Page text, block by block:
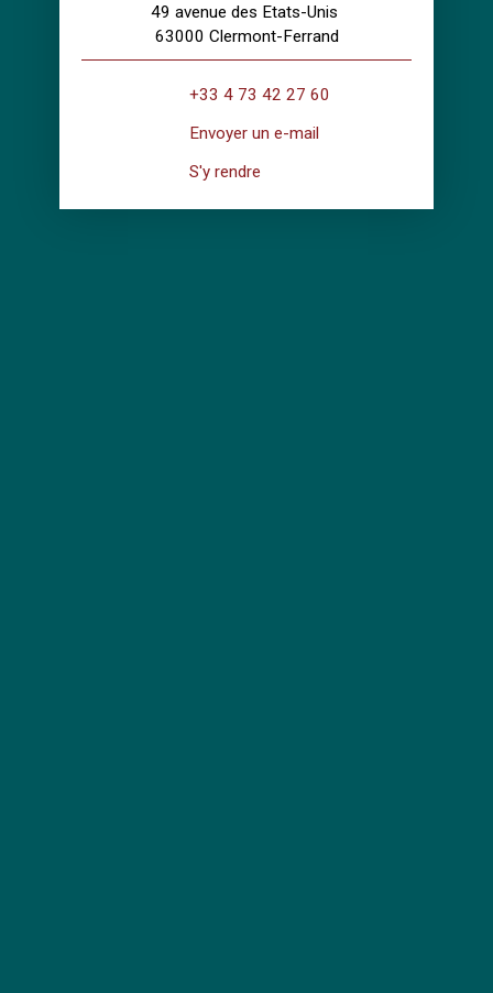
49 avenue des Etats-Unis
63000 Clermont-Ferrand
+33 4 73 42 27 60
Envoyer un e-mail
S'y rendre